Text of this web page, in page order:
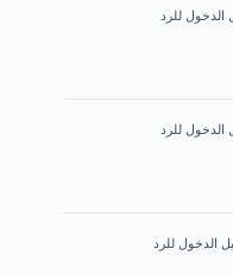
الدخول للرد
الدخول للرد
الدخول للرد